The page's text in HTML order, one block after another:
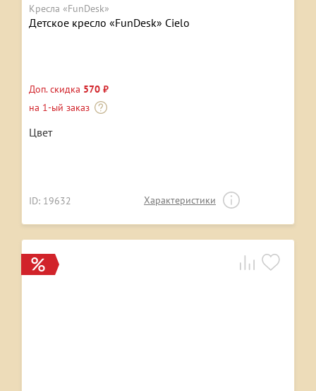
Кресла «FunDesk»
Детское кресло «FunDesk» Cielo
Доп. скидка 570 ₽
на 1-ый заказ
Цвет
ID: 19632 Характеристики